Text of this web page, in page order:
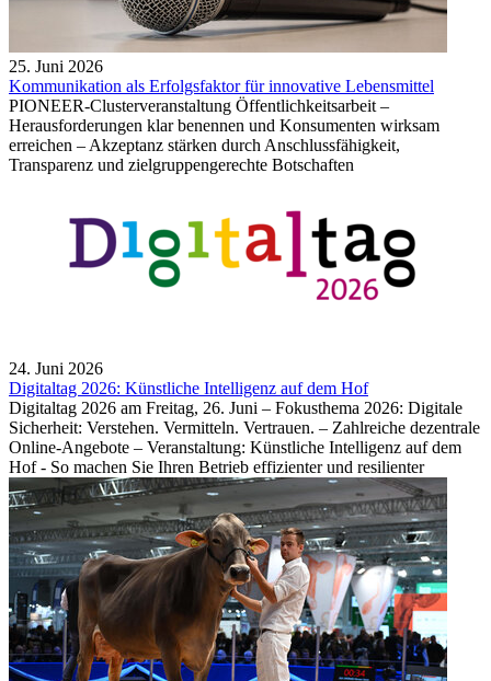
25. Juni 2026
Kommunikation als Erfolgsfaktor für innovative Lebensmittel
PIONEER-Clusterveranstaltung Öffentlichkeitsarbeit –
Herausforderungen klar benennen und Konsumenten wirksam
erreichen – Akzeptanz stärken durch Anschlussfähigkeit,
Transparenz und zielgruppengerechte Botschaften
24. Juni 2026
Digitaltag 2026: Künstliche Intelligenz auf dem Hof
Digitaltag 2026 am Freitag, 26. Juni – Fokusthema 2026: Digitale
Sicherheit: Verstehen. Vermitteln. Vertrauen. – Zahlreiche dezentrale
Online-Angebote – Veranstaltung: Künstliche Intelligenz auf dem
Hof - So machen Sie Ihren Betrieb effizienter und resilienter